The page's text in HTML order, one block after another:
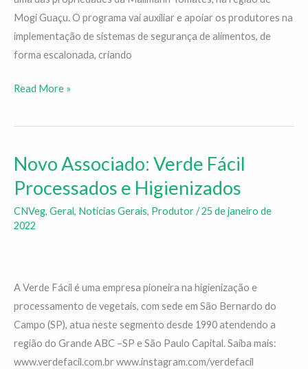
Mogi Guaçu. O programa vai auxiliar e apoiar os produtores na
implementação de sistemas de segurança de alimentos, de
forma escalonada, criando
Read More »
Novo Associado: Verde Fácil
Processados e Higienizados
CNVeg, Geral, Notícias Gerais, Produtor/25 de janeiro de
2022
A Verde Fácil é uma empresa pioneira na higienização e
processamento de vegetais, com sede em São Bernardo do
Campo (SP), atua neste segmento desde 1990 atendendo a
região do Grande ABC –SP e São Paulo Capital. Saiba mais:
www.verdefacil.com.br www.instagram.com/verdefacil
Novo
Associado:
Verde
Fácil